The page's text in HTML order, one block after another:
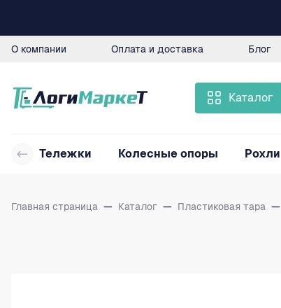
О компании Оплата и доставка Блог
Каталог
Тележки Колесные опоры Рохли
Главная страница — Каталог — Пластиковая тара —